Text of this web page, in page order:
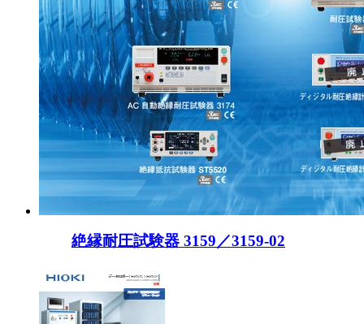
絶縁耐圧試験器 3159／3159-02